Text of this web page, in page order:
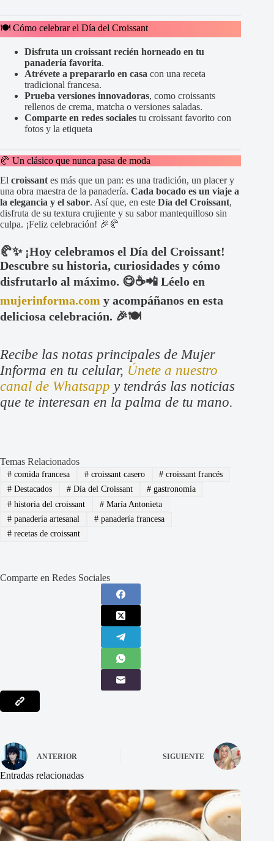
🍽️ Cómo celebrar el Día del Croissant
Disfruta un croissant recién horneado en tu
panadería favorita.
Atrévete a prepararlo en casa con una receta
tradicional francesa.
Prueba versiones innovadoras, como croissants
rellenos de crema, matcha o versiones saladas.
Comparte en redes sociales tu croissant favorito con
fotos y la etiqueta
🥐 Un clásico que nunca pasa de moda
El croissantes más que un pan: es una tradición, un placer y
una obra maestra de la panadería. Cada bocado es un viaje a
la elegancia y el sabor. Así que, en este Día del Croissant,
disfruta de su textura crujiente y su sabor mantequilloso sin
culpa. ¡Feliz celebración! 🎉🥐
🥐✨ ¡Hoy celebramos el Día del Croissant!
Descubre su historia, curiosidades y cómo
disfrutarlo al máximo. 😋☕📲 Léelo en
mujerinforma.com y acompáñanos en esta
deliciosa celebración. 🎉🍽️
Recibe las notas principales de Mujer
Informa en tu celular, Únete a nuestro
canal de Whatsapp y tendrás las noticias
que te interesan en la palma de tu mano.
Temas Relacionados
#comida francesa #croissant casero # croissant francés
#Destacados #Día del Croissant # gastronomía
#historia del croissant #María Antonieta
#panadería artesanal #panadería francesa
#recetas de croissant
Comparte en Redes Sociales
ANTERIOR SIGUIENTE
Entradas relacionadas